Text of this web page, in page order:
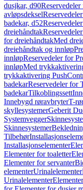
dusjkar, d90
avløpsdeksel
badekar, d52
dreiehåndtak
for dreiehåndtakMed
dreiehåndtak og innløp
innløpReservedeler for
innløpMed
trykkaktivering
badekarReservedeler for
badekarTilkoblingssett
Innebygd røravbryterT-
skyllesystemerGeberit
Systemvegger
Skinnesystemer
Tilbehør
Installasjonselementer
Elementer for toaletter
Elementer for servanter
elementerUrinalelementer
Urinalelementer